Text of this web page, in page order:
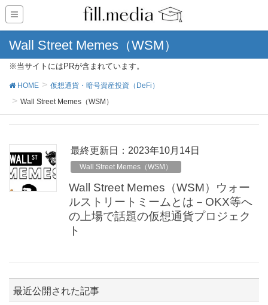
Wall Street Memes（WSM）
※当サイトにはPRが含まれています。
HOME
仮想通貨・暗号資産投資（DeFi）
Wall Street Memes（WSM）
最終更新日：2023年10月14日
Wall Street Memes（WSM）
Wall Street Memes（WSM）ウォー
ルストリートミームとは－OKX等へ
の上場で話題の仮想通貨プロジェク
ト
最近公開された記事